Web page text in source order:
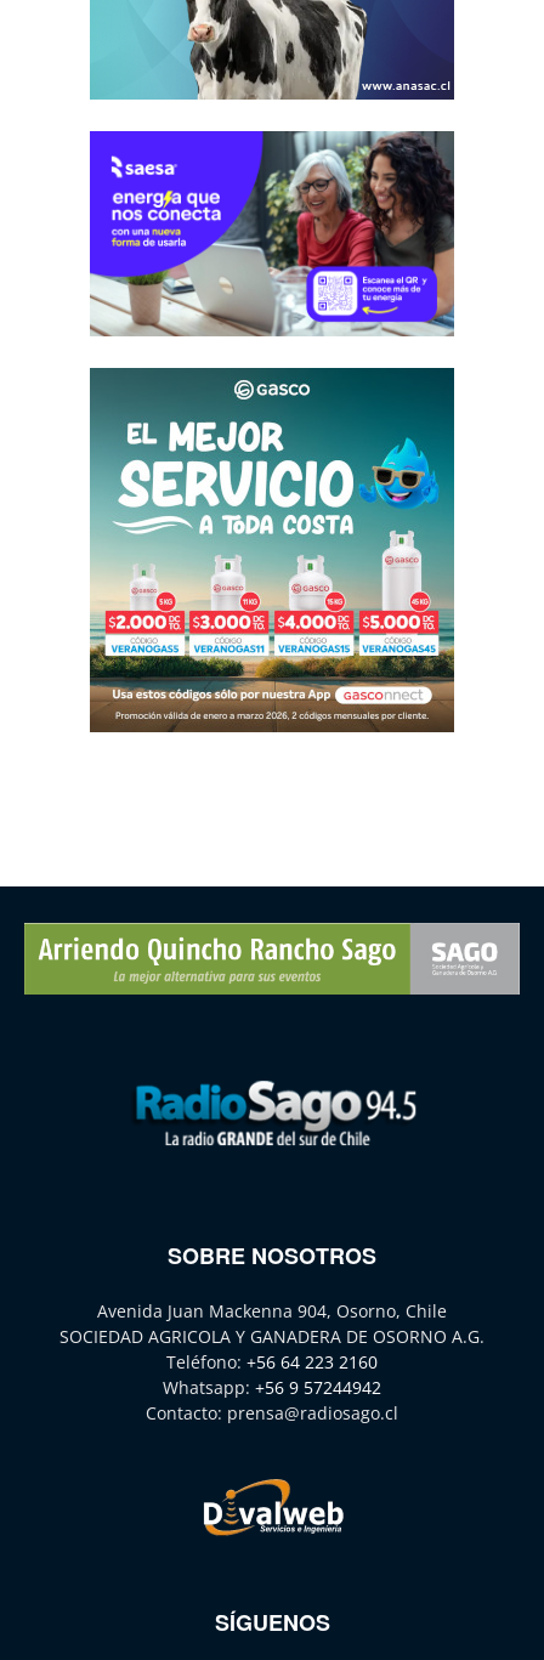
SOBRE NOSOTROS
Avenida Juan Mackenna 904, Osorno, Chile
SOCIEDAD AGRICOLA Y GANADERA DE OSORNO A.G.
Teléfono: +56 64 223 2160
Whatsapp: +56 9 57244942
Contacto: prensa@radiosago.cl
SÍGUENOS